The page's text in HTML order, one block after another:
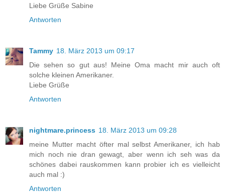
Liebe Grüße Sabine
Antworten
Tammy 18. März 2013 um 09:17
Die sehen so gut aus! Meine Oma macht mir auch oft
solche kleinen Amerikaner.
Liebe Grüße
Antworten
nightmare.princess 18. März 2013 um 09:28
meine Mutter macht öfter mal selbst Amerikaner, ich hab
mich noch nie dran gewagt, aber wenn ich seh was da
schönes dabei rauskommen kann probier ich es vielleicht
auch mal :)
Antworten